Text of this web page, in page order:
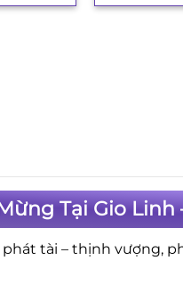
Tại Gio Linh
tài – thịnh vượng,